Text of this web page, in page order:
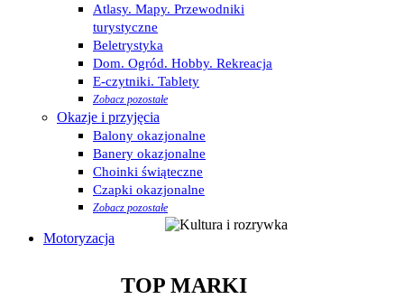
Atlasy. Mapy. Przewodniki
turystyczne
Beletrystyka
Dom. Ogród. Hobby. Rekreacja
E-czytniki. Tablety
Zobacz pozostałe
Okazje i przyjęcia
Balony okazjonalne
Banery okazjonalne
Choinki świąteczne
Czapki okazjonalne
Zobacz pozostałe
Motoryzacja
TOP MARKI